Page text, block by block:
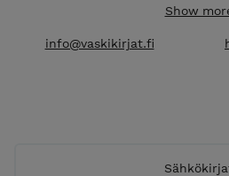
saapumisilmoitusta varten.
Show
info@vaskikirjat.fi